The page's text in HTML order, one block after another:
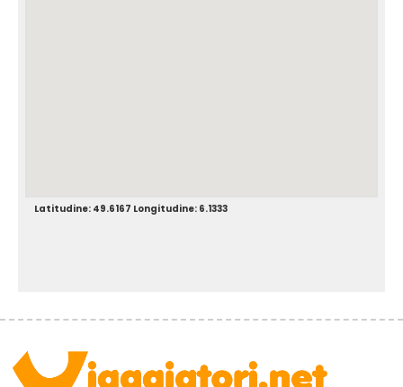
Latitudine: 49.6167 Longitudine: 6.1333